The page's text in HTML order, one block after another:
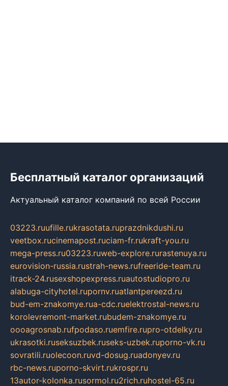
Бесплатный каталог организаций
Актуальный каталог компаний по всей России
03223.ruufille.rukrasotata.ruprazdnikdushi.ru
veetbox.rucinemapost.ruciam-fr.rukraft-you.ru
mega-press.ru03223.ruweb-explore.rurastenuya.ru
eurovision-russia.rustrah-news.rufreeride-team.ru
itrack-24.rusexshopexpress.ruautostudiopro.ru
alabuga-cityhotel.rupornv.ruatlantpereezd.ru
bud-em-znakomye.rua-cdc.ruelektrostal-news.ru
korolevremont-market.rubudem-znakomye.ru
oooagrosnab.rufpodaso.ruemfire.rupro-otdelky.ru
ukrasotki.ruseksuzbek.ruseks-uzbek.ruporno-vk.ru
sovratili.ruolecoon.ruvd-dosug.ruadonyev.ru
rbc-news.ruporno-skvirt.rukrospr.ru
13autor-kolonka.rusormol.ru2rich.ruhostel-65.ru